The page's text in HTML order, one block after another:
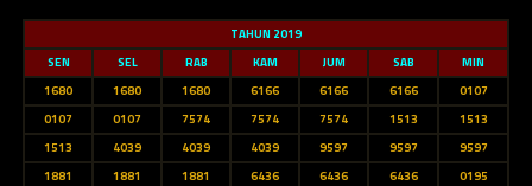
TAHUN 2019
SEN
SEL RAB KAM JUM SAB
MIN
1680
1680 1680 6166 6166 6166
0107
0107
0107 7574 7574 7574 1513
1513
1513
4039 4039 4039 9597 9597
9597
1881
1881 1881 6436 6436 6436
0195